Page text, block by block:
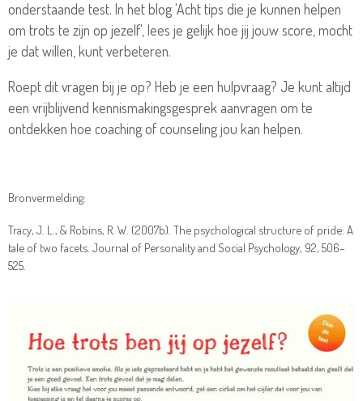
onderstaande test. In het blog 'Acht tips die je kunnen helpen
om trots te zijn op jezelf', lees je gelijk hoe jij jouw score, mocht
je dat willen, kunt verbeteren.
Roept dit vragen bij je op? Heb je een hulpvraag? Je kunt altijd
een vrijblijvend kennismakingsgesprek aanvragen om te
ontdekken hoe coaching of counseling jou kan helpen.
Bronvermelding:
Tracy, J. L., & Robins, R. W. (2007b). The psychological structure of pride: A
tale of two facets. Journal of Personality and Social Psychology, 92, 506–
525.